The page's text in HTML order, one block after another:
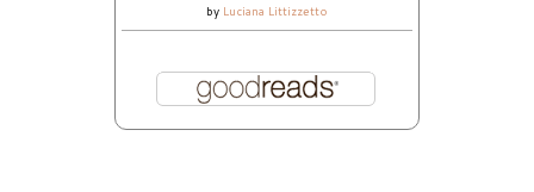
by Luciana Littizzetto